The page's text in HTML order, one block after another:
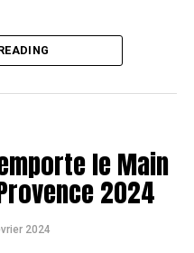
le Main
2024
2024